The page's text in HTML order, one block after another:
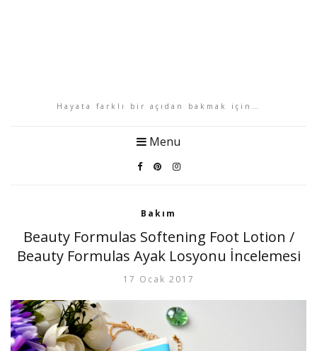
Hayata farklı bir açıdan bakmak için…
Menu
Bakım
Beauty Formulas Softening Foot Lotion /
Beauty Formulas Ayak Losyonu İncelemesi
17 Ocak 2017